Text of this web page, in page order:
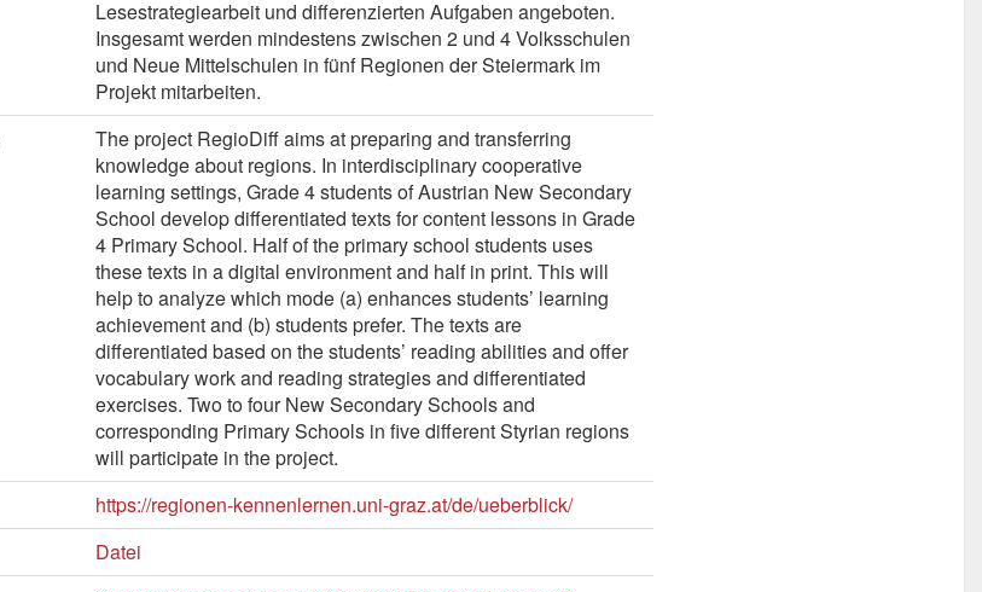
Lesestrategiearbeit und differenzierten Aufgaben angeboten.
Insgesamt werden mindestens zwischen 2 und 4 Volksschulen
und Neue Mittelschulen in fünf Regionen der Steiermark im
Projekt mitarbeiten.
The project RegioDiff aims at preparing and transferring
knowledge about regions. In interdisciplinary cooperative
learning settings, Grade 4 students of Austrian New Secondary
School develop differentiated texts for content lessons in Grade
4 Primary School. Half of the primary school students uses
these texts in a digital environment and half in print. This will
help to analyze which mode (a) enhances students’ learning
achievement and (b) students prefer. The texts are
differentiated based on the students’ reading abilities and offer
vocabulary work and reading strategies and differentiated
exercises. Two to four New Secondary Schools and
corresponding Primary Schools in five different Styrian regions
will participate in the project.
https://regionen-kennenlernen.uni-graz.at/de/ueberblick/
Datei